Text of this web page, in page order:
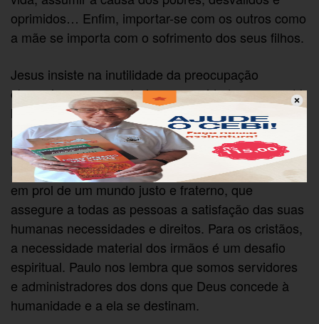
oprimidos… Enfim, importar-se com os outros como
a mãe se importa com o sofrimento dos seus filhos.
Jesus insiste na inutilidade da preocupação
obsessiva com as próprias necessidades, mas está
longe de aceitar ou propor a indiferença diante das
necessidades primárias dos outros. Nada mais
contrário ao seu ensino e à sua prática! A busca do
Reino de Deus é exatamente o empenho pessoal
em prol de um mundo justo e fraterno, que
assegure a todas as pessoas a satisfação das suas
humanas necessidades e direitos. Para os cristãos,
a necessidade material dos irmãos é um desafio
espiritual. Paulo nos lembra que somos servidores
e administradores dos dons que Deus concede à
humanidade e a ela se destinam.